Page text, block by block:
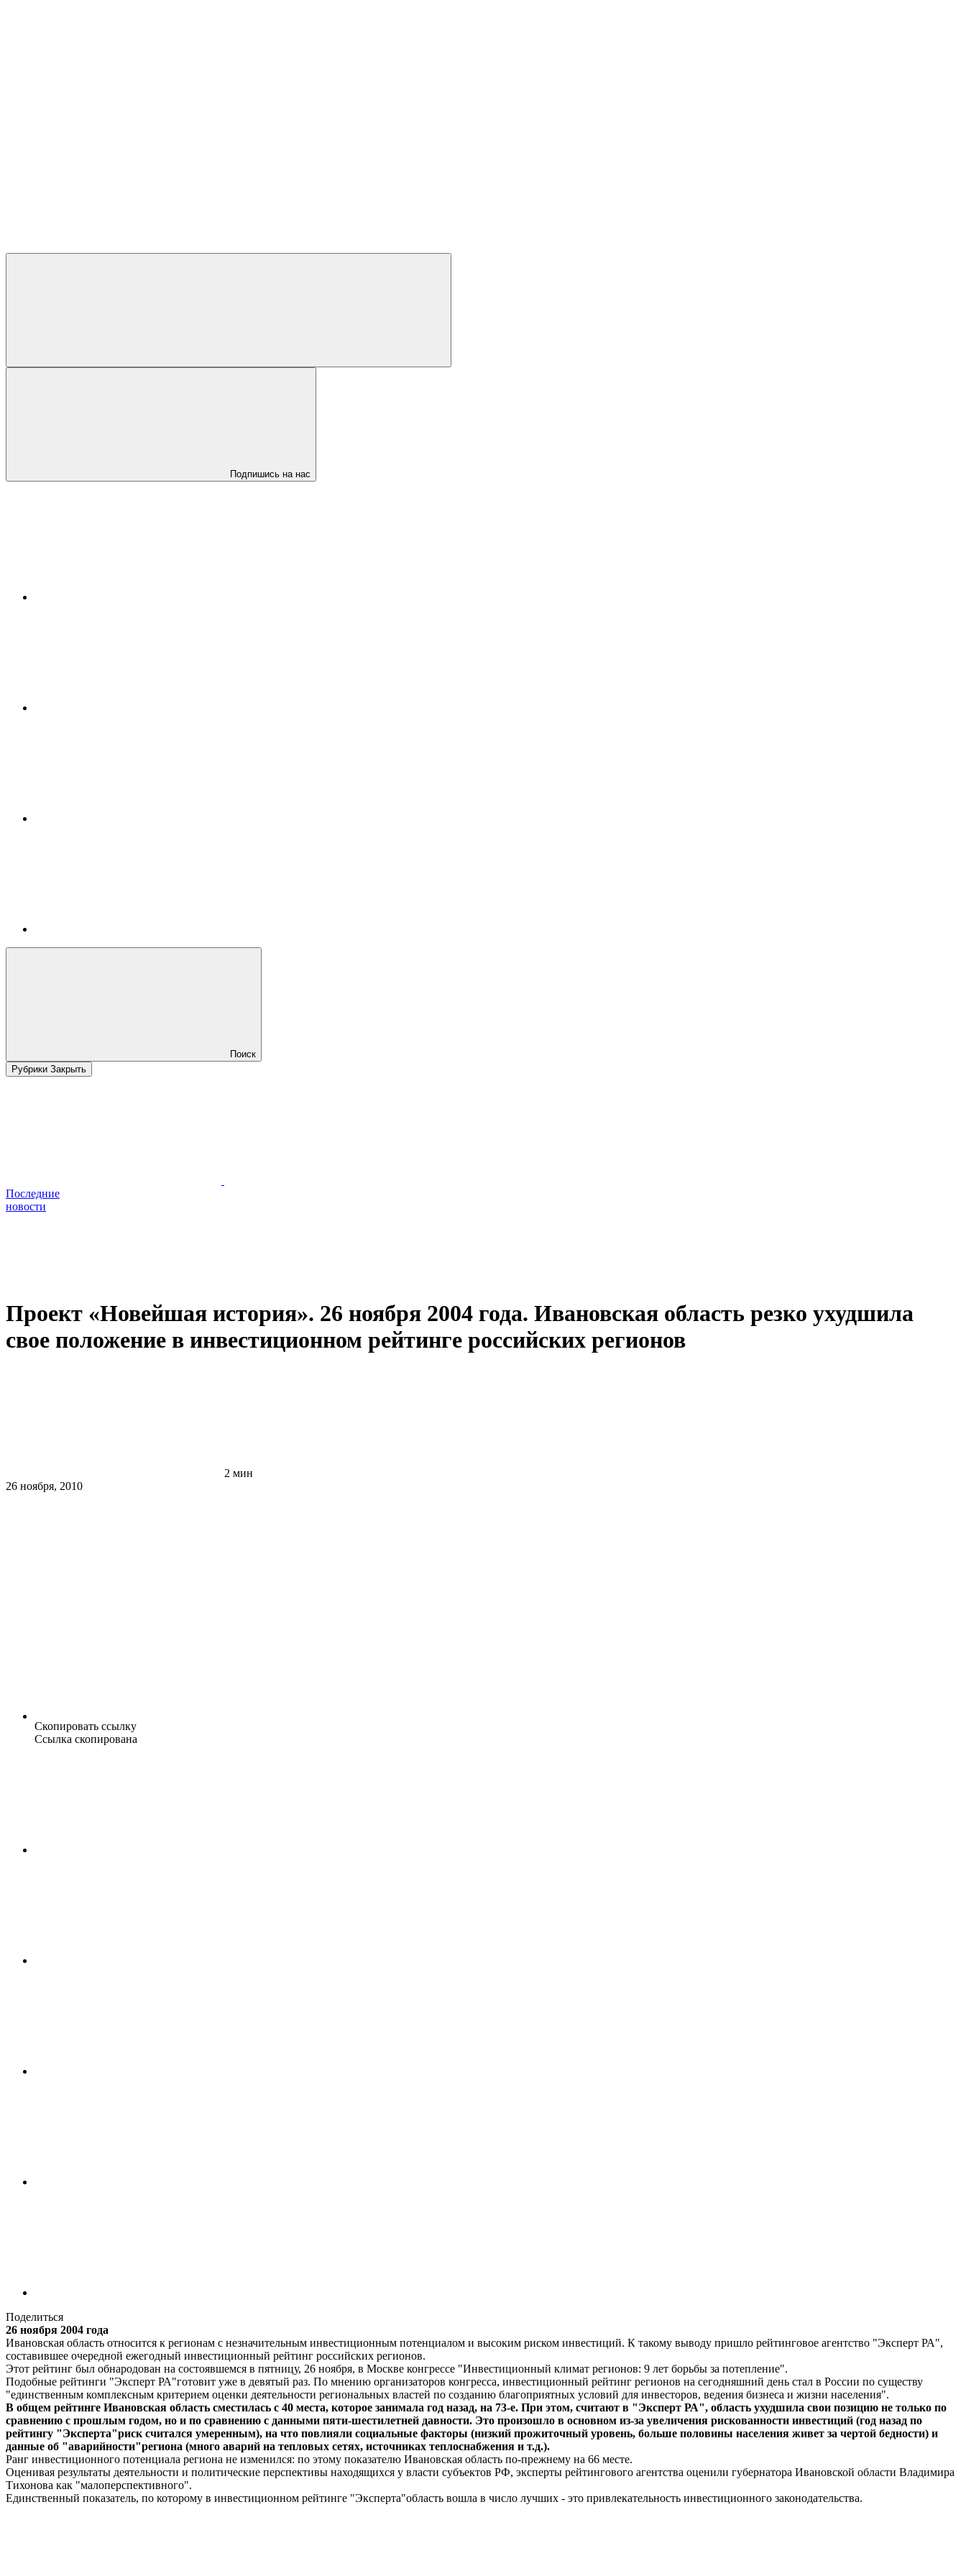
Подпишись на нас
Поиск
Рубрики Закрыть
Последние
новости
Проект «Новейшая история». 26 ноября 2004 года. Ивановская область резко ухудшила
свое положение в инвестиционном рейтинге российских регионов
2 мин
26 ноября, 2010
Скопировать ссылку
Ссылка скопирована
Поделиться
26 ноября 2004 года
Ивановская область относится к регионам с незначительным инвестиционным потенциалом и высоким риском инвестиций. К такому выводу пришло рейтинговое агентство "Эксперт РА",
составившее очередной ежегодный инвестиционный рейтинг российских регионов.
Этот рейтинг был обнародован на состоявшемся в пятницу, 26 ноября, в Москве конгрессе "Инвестиционный климат регионов: 9 лет борьбы за потепление".
Подобные рейтинги "Эксперт РА"готовит уже в девятый раз. По мнению организаторов конгресса, инвестиционный рейтинг регионов на сегодняшний день стал в России по существу
"единственным комплексным критерием оценки деятельности региональных властей по созданию благоприятных условий для инвесторов, ведения бизнеса и жизни населения".
В общем рейтинге Ивановская область сместилась с 40 места, которое занимала год назад, на 73-е. При этом, считают в "Эксперт РА", область ухудшила свои позицию не только по
сравнению с прошлым годом, но и по сравнению с данными пяти-шестилетней давности. Это произошло в основном из-за увеличения рискованности инвестиций (год назад по
рейтингу "Эксперта"риск считался умеренным), на что повлияли социальные факторы (низкий прожиточный уровень, больше половины населения живет за чертой бедности) и
данные об "аварийности"региона (много аварий на тепловых сетях, источниках теплоснабжения и т.д.).
Ранг инвестиционного потенциала региона не изменился: по этому показателю Ивановская область по-прежнему на 66 месте.
Оценивая результаты деятельности и политические перспективы находящихся у власти субъектов РФ, эксперты рейтингового агентства оценили губернатора Ивановской области Владимира
Тихонова как "малоперспективного".
Единственный показатель, по которому в инвестиционном рейтинге "Эксперта"область вошла в число лучших - это привлекательность инвестиционного законодательства.